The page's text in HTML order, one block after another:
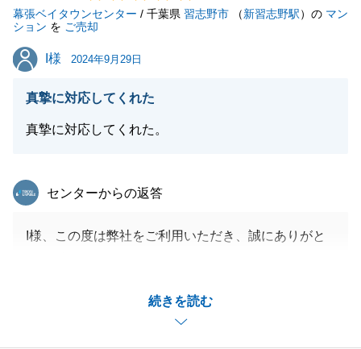
引き続きよろしくお願いいたします。
幕張ベイタウンセンター / 千葉県 習志野市 （新習志野駅）の マン
ション を ご売却
I様
I様 2024年9月29日
真摯に対応してくれた
真摯に対応してくれた。
続きを読む
東急リバブル
センターからの返答
I様、この度は弊社をご利用いただき、誠にありがと
動きの取りづらいお母様にもご協力をいただいたこと
で、スムーズにお取引を終えることができました。